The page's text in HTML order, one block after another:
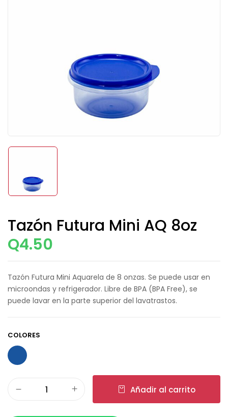
Tazón Futura Mini AQ 8oz
Q4.50
Tazón Futura Mini Aquarela de 8 onzas. Se puede usar en
microondas y refrigerador. Libre de BPA (BPA Free), se
puede lavar en la parte superior del lavatrastos.
COLORES
Añadir al carrito